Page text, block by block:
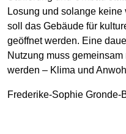
Losung und solange
soll das Gebäude für
geöffnet werden. Eine
Nutzung muss
werden – Klima und
Frederike-Sophie Gronde-